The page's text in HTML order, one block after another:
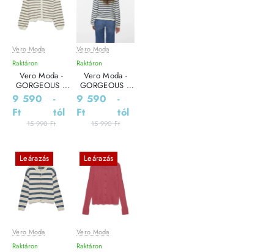
Vero Moda
Raktáron
Vero Moda -
GORGEOUS /
Grey - Női
kardigán
9 590
Ft
-
tól
15 990 Ft
Vero Moda
Raktáron
Vero Moda -
GORGEOUS /
Grey - Női
kardigán
9 590
Ft
-
tól
15 990 Ft
Leárazás
Vero Moda
Raktáron
Leárazás
Vero Moda
Raktáron